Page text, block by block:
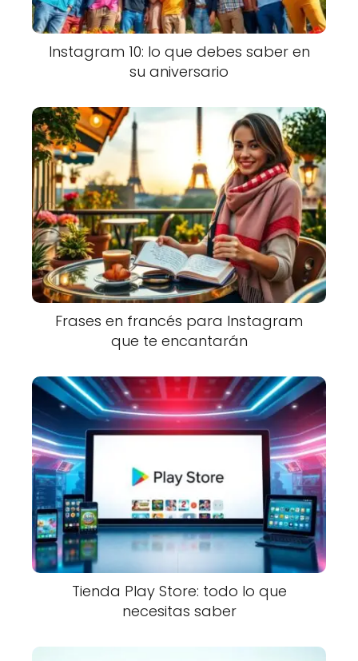
Instagram 10: lo que debes saber en
su aniversario
Frases en francés para Instagram
que te encantarán
Tienda Play Store: todo lo que
necesitas saber